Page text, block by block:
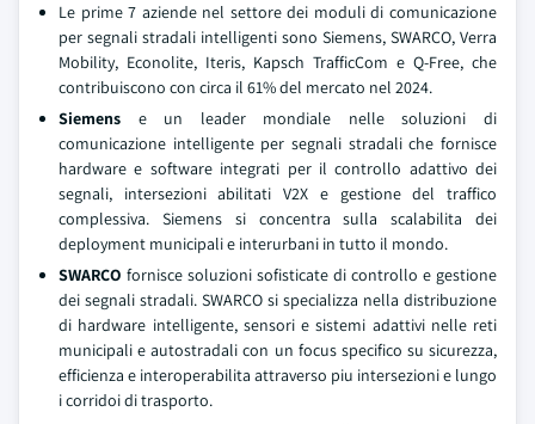
Le prime 7 aziende nel settore dei moduli di comunicazione
per segnali stradali intelligenti sono Siemens, SWARCO, Verra
Mobility, Econolite, Iteris, Kapsch TrafficCom e Q-Free, che
contribuiscono con circa il 61% del mercato nel 2024.
Siemens e un leader mondiale nelle soluzioni di
comunicazione intelligente per segnali stradali che fornisce
hardware e software integrati per il controllo adattivo dei
segnali, intersezioni abilitati V2X e gestione del traffico
complessiva. Siemens si concentra sulla scalabilita dei
deployment municipali e interurbani in tutto il mondo.
SWARCO fornisce soluzioni sofisticate di controllo e gestione
dei segnali stradali. SWARCO si specializza nella distribuzione
di hardware intelligente, sensori e sistemi adattivi nelle reti
municipali e autostradali con un focus specifico su sicurezza,
efficienza e interoperabilita attraverso piu intersezioni e lungo
i corridoi di trasporto.